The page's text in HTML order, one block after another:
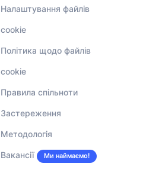
Налаштування файлів
cookie
Політика щодо файлів
cookie
Правила спільноти
Застереження
Методологія
Вакансії Ми наймаємо!